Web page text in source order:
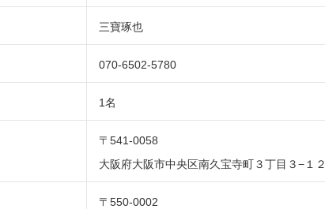
三寶琢也
070-6502-5780
1名
〒541-0058
大阪府大阪市中央区南久宝寺町３丁目３−１２
〒550-0002